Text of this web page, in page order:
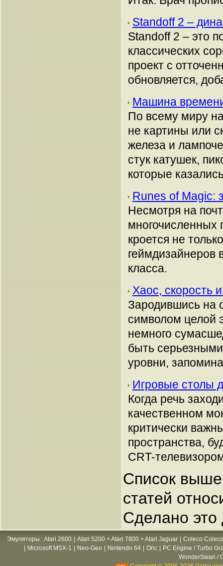
Standoff 2 –
Standoff 2 – это
классических
проект с
обновляется,
Машина времени
По всему миру
не картины или
железа и
стук катушек,
которые
Runes of Magic:
Несмотря на
многочисленных
кроется не
геймдизайнеров
класса.
Хаос, скорость
Зародившись на
символом целой
немного
быть
уровни,
Игровые столы
Когда речь
качественном
критически
пространства,
CRT-
Список выше
статей
Сделано это
Эмуляторы : Atari 2600 Atari 5200 + Atari 7800 + Atari Jaguar
Coleco
Microsoft MSX-1 Neo-Geo Nintendo 64 Oric
PC Engine / Turbo
WonderSwan /